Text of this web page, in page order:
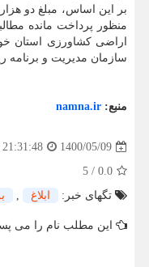
منظور پرداخت مانده
سازمان مدیریت و برنامه
منبع: namna.ir
1400/05/09
21:31:48
0.0
/
5
تگهای خبر:
ابلاغ ,
این مطلب نام را می